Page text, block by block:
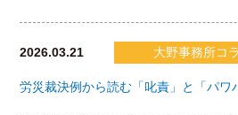
2026.03.21 大野事務所コ
労災裁決例から読む「叱責」と「パワ